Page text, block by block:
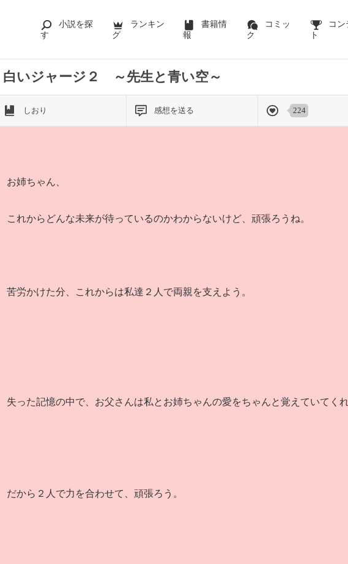
小説を探
す
ランキン
グ
書籍情
報
コミッ
ク
コン
ト
白いジャージ２ ～先生と青い空～
しおり 感想を送る 224
前のページを表示する
お姉ちゃん、
これからどんな未来が待っているのかわからないけど、頑張ろうね。
苦労かけた分、これからは私達２人で両親を支えよう。
失った記憶の中で、お父さんは私とお姉ちゃんの愛をちゃんと覚えていてく
だから２人で力を合わせて、頑張ろう。